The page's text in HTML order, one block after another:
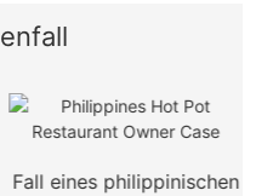
Fall eines philippinischen